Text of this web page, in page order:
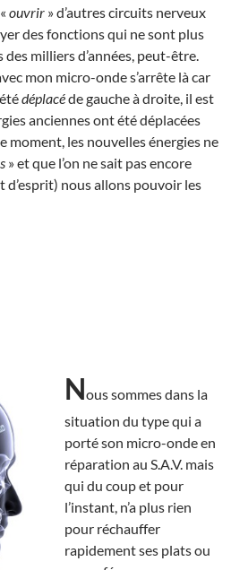
ouvrir » d’autres circuits nerveux
des fonctions qui ne sont plus
milliers d’années, peut-être.
mon micro-onde s’arrête là car
déplacéde gauche à droite, il est
anciennes ont été déplacées
moment, les nouvelles énergies ne
» et que l’on ne sait pas encore
nous allons pouvoir les
Nous sommes dans la
situation du type qui a
porté son micro-onde en
réparation au S.A.V. mais
qui du coup et pour
l’instant, n’a plus rien
pour réchauffer
rapidement ses plats ou